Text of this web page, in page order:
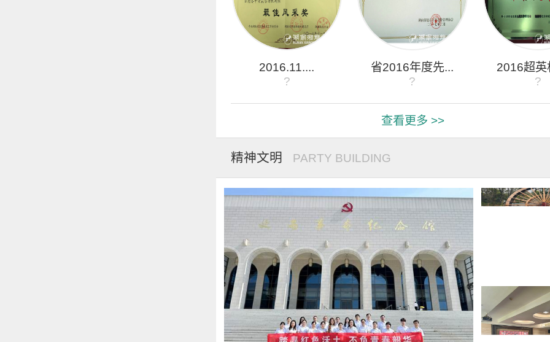
2016.11....
?
省2016年度先...
?
2016超英
?
查看更多 >>
精神文明 PARTY BUILDING